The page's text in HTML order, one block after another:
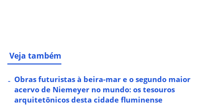
Veja também
Obras futuristas à beira-mar e o segundo maior
acervo de Niemeyer no mundo: os tesouros
arquitetônicos desta cidade fluminense